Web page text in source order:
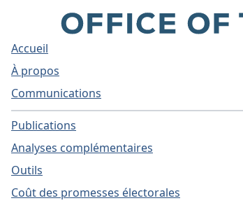
Accueil
À propos
Communications
Publications
Analyses complémentaires
Outils
Coût des promesses électorales